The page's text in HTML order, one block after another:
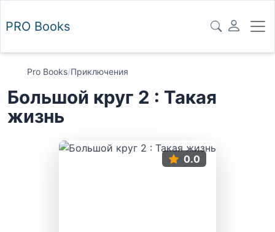
PRO Books
Pro Books/Приключения
Большой круг 2 : Такая
жизнь
0.0